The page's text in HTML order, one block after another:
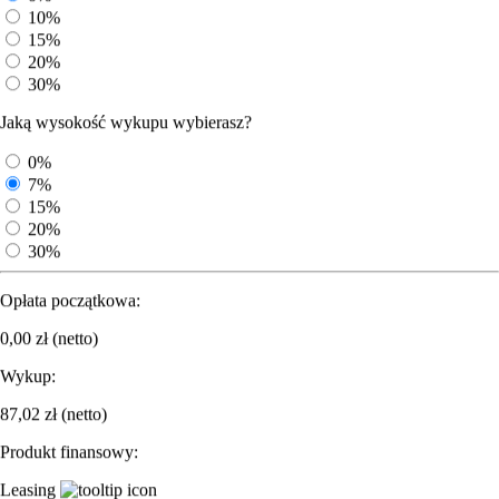
Akcesoria
Moduły i modemy
Obiektywy
Kamery i sensory
Zenmuse L3
Zenmuse L2
Zenmuse P1
Zenmuse H30T
DJI FlightHub 2
DJI Terra
10%
15%
20%
30%
Jaką wysokość wykupu wybierasz?
0%
7%
15%
20%
30%
Opłata początkowa:
0,00 zł(netto)
Wykup:
87,02 zł(netto)
Produkt finansowy:
Leasing